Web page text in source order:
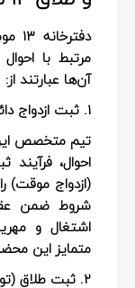
مرتبط با
آن‌ها عبارتند از:
۱. ثبت ازدواج دائم و موقت
تیم متخصص این
احوال،
(ازدواج موقت)
شروط ضمن
اشتغال و
متمایز این
۲. ثبت طلاق (توافقی و غیرتوافقی)